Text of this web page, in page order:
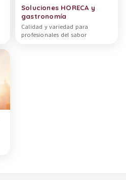
Soluciones HORECA y
gastronomía
Calidad y variedad para
profesionales del sabor